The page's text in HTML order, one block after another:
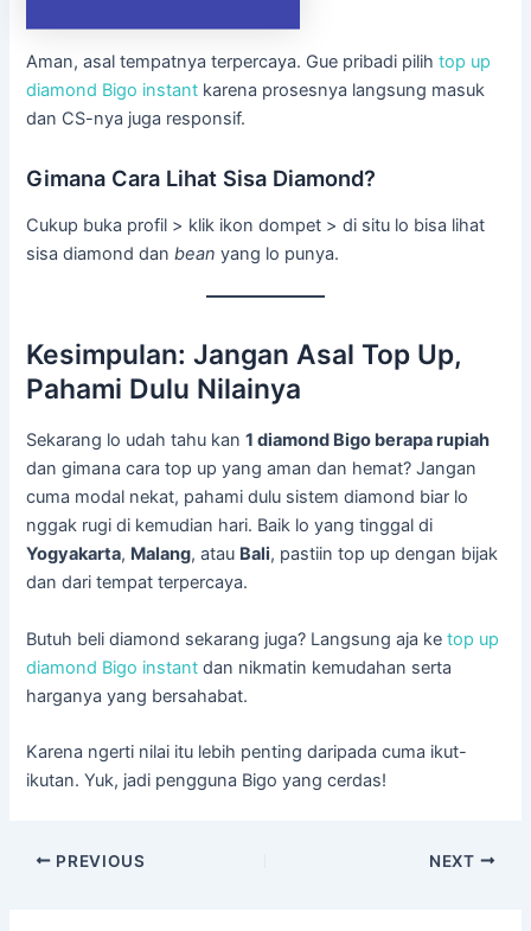
Aman, asal tempatnya terpercaya. Gue pribadi pilihtop up
diamond Bigo instant karena prosesnya langsung masuk
dan CS-nya juga responsif.
Gimana Cara Lihat Sisa Diamond?
Cukup buka profil > klik ikon dompet > di situ lo bisa lihat
sisa diamond danbean yang lo punya.
Kesimpulan: Jangan Asal Top Up,
Pahami Dulu Nilainya
Sekarang lo udah tahu kan1 diamond Bigo berapa rupiah
dan gimana cara top up yang aman dan hemat? Jangan
cuma modal nekat, pahami dulu sistem diamond biar lo
nggak rugi di kemudian hari. Baik lo yang tinggal di
Yogyakarta, Malang, atau Bali, pastiin top up dengan bijak
dan dari tempat terpercaya.
Butuh beli diamond sekarang juga? Langsung aja ketop up
diamond Bigo instant dan nikmatin kemudahan serta
harganya yang bersahabat.
Karena ngerti nilai itu lebih penting daripada cuma ikut-
ikutan. Yuk, jadi pengguna Bigo yang cerdas!
PREVIOUS NEXT